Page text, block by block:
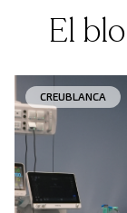
El
CREUBLANCA